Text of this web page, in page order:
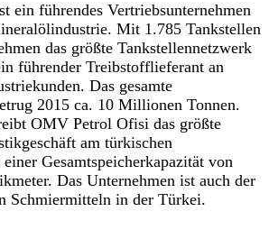
ein führendes Vertriebsunternehmen
Mit 1.785 Tankstellen
das größte Tankstellennetzwerk
führender Treibstofflieferant an
Das gesamte
2015 ca. 10 Millionen Tonnen.
OMV Petrol Ofisi das größte
am türkischen
Gesamtspeicherkapazität von
Das Unternehmen ist auch der
Schmiermitteln in der Türkei.